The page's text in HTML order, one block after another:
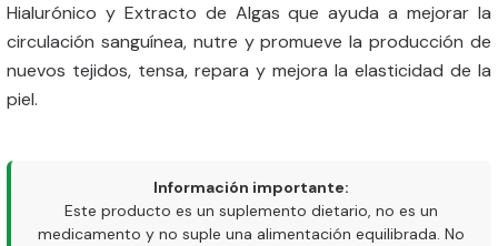
Hialurónico y Extracto de Algas que ayuda a mejorar la
circulación sanguínea, nutre y promueve la producción de
nuevos tejidos, tensa, repara y mejora la elasticidad de la
piel.
Información importante:
Este producto es un suplemento dietario, no es un
medicamento y no suple una alimentación equilibrada. No